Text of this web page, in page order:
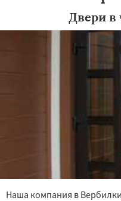
Двери в
Наша компания в